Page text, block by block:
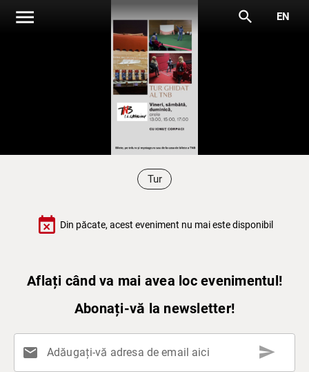
menu search EN
Tur
event_busy Din păcate, acest eveniment nu mai este disponibil
Aflați când va mai avea loc evenimentul!
Abonați-vă la newsletter!
mail Adăugați-vă adresa de email aici send